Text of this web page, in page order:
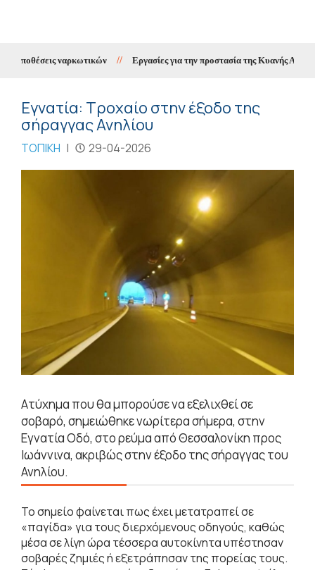
ναρκωτικών // Εργασίες για την προστασία της Κυανής Ακτής
Εγνατία: Τροχαίο στην έξοδο της
σήραγγας Ανηλίου
ΤΟΠΙΚΗ | 29-04-2026
Ατύχημα που θα μπορούσε να εξελιχθεί σε
σοβαρό, σημειώθηκε νωρίτερα σήμερα, στην
Εγνατία Οδό, στο ρεύμα από Θεσσαλονίκη προς
Ιωάννινα, ακριβώς στην έξοδο της σήραγγας του
Ανηλίου.
Το σημείο φαίνεται πως έχει μετατραπεί σε
«παγίδα» για τους διερχόμενους οδηγούς, καθώς
μέσα σε λίγη ώρα τέσσερα αυτοκίνητα υπέστησαν
σοβαρές ζημιές ή εξετράπησαν της πορείας τους.